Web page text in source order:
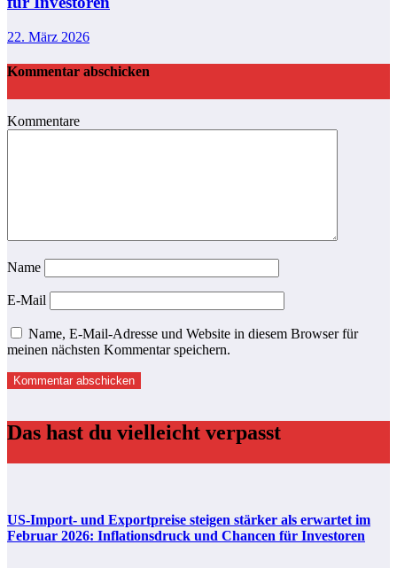
22. März 2026
Kommentar abschicken
Kommentare
Name
E-Mail
Name, E-Mail-Adresse und Website in diesem Browser für
meinen nächsten Kommentar speichern.
Das hast du vielleicht verpasst
US-Import- und Exportpreise steigen stärker als erwartet im
Februar 2026: Inflationsdruck und Chancen für Investoren